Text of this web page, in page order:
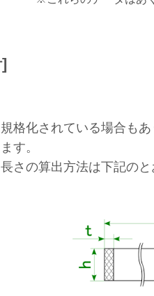
格化されている場合も
す。
さの算出方法は下記の